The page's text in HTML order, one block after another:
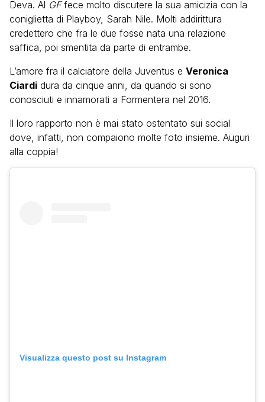
Deva. Al GFfece molto discutere la sua amicizia con la
coniglietta di Playboy, Sarah Nile. Molti addirittura
credettero che fra le due fosse nata una relazione
saffica, poi smentita da parte di entrambe.
L’amore fra il calciatore della Juventus e Veronica
Ciardi dura da cinque anni, da quando si sono
conosciuti e innamorati a Formentera nel 2016.
Il loro rapporto non è mai stato ostentato sui social
dove, infatti, non compaiono molte foto insieme. Auguri
alla coppia!
Visualizza questo post su Instagram